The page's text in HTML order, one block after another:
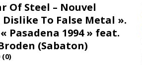
Of Steel – Nouvel
To False Metal ».
Pasadena 1994 » feat.
(Sabaton)
(0)